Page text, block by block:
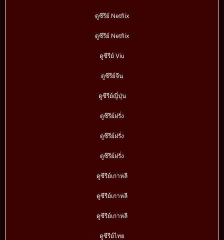
ดูซีรีย์ Netflix
ดูซีรีย์ Netflix
ดูซีรีย์ Viu
ดูซีรีย์จีน
ดูซีรีย์ญี่ปุ่น
ดูซีรีย์ฝรั่ง
ดูซีรีย์ฝรั่ง
ดูซีรีย์ฝรั่ง
ดูซีรีย์เกาหลี
ดูซีรีย์เกาหลี
ดูซีรีย์เกาหลี
ดูซีรีย์ไทย